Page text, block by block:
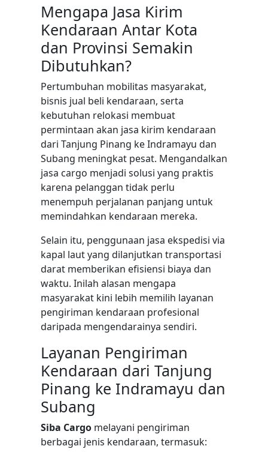
Mengapa Jasa Kirim
Kendaraan Antar Kota
dan Provinsi Semakin
Dibutuhkan?
Pertumbuhan mobilitas masyarakat,
bisnis jual beli kendaraan, serta
kebutuhan relokasi membuat
permintaan akan jasa kirim kendaraan
dari Tanjung Pinang ke Indramayu dan
Subang meningkat pesat. Mengandalkan
jasa cargo menjadi solusi yang praktis
karena pelanggan tidak perlu
menempuh perjalanan panjang untuk
memindahkan kendaraan mereka.
Selain itu, penggunaan jasa ekspedisi via
kapal laut yang dilanjutkan transportasi
darat memberikan efisiensi biaya dan
waktu. Inilah alasan mengapa
masyarakat kini lebih memilih layanan
pengiriman kendaraan profesional
daripada mengendarainya sendiri.
Layanan Pengiriman
Kendaraan dari Tanjung
Pinang ke Indramayu dan
Subang
Siba Cargo melayani pengiriman
berbagai jenis kendaraan, termasuk: